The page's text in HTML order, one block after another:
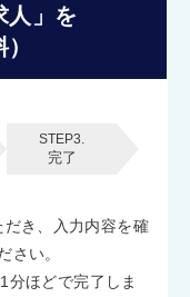
人」を
STEP3.
完了
き、入力内容を確
さい。
分ほどで完了しま